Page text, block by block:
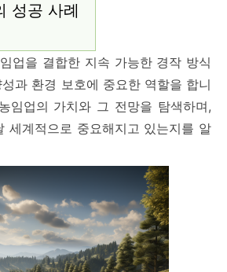
성공 사례
업을 결합한 지속 가능한 경작 방식
과 환경 보호에 중요한 역할을 합니
임업의 가치와 그 전망을 탐색하며,
세계적으로 중요해지고 있는지를 알